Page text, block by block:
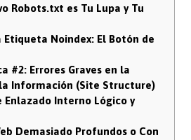
Robots.txt es Tu Lupa y Tu
Etiqueta Noindex: El Botón de
#2: Errores Graves en la
Información (Site Structure)
Enlazado Interno Lógico y
Demasiado Profundos o Con